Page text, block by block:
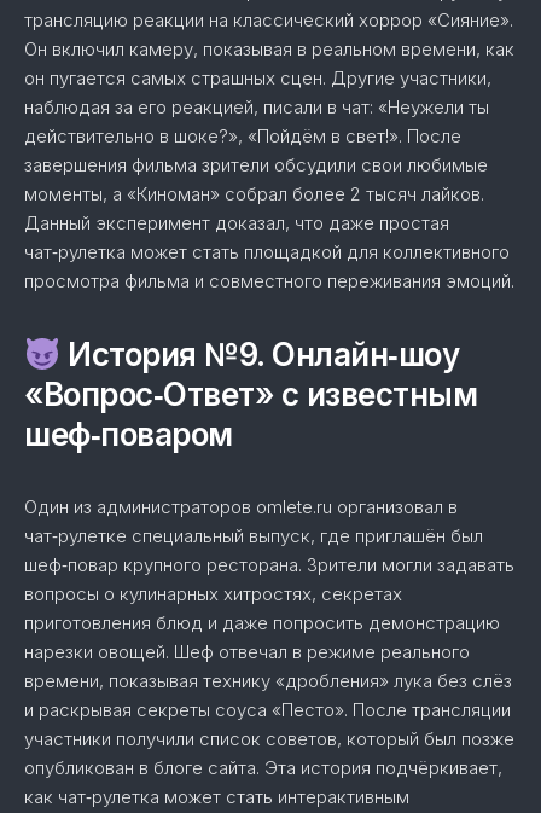
трансляцию реакции на классический хоррор «Сияние».
Он включил камеру, показывая в реальном времени, как
он пугается самых страшных сцен. Другие участники,
наблюдая за его реакцией, писали в чат: «Неужели ты
действительно в шоке?», «Пойдём в свет!». После
завершения фильма зрители обсудили свои любимые
моменты, а «Киноман» собрал более 2 тысяч лайков.
Данный эксперимент доказал, что даже простая
чат‑рулетка может стать площадкой для коллективного
просмотрa фильма и совместного переживания эмоций.
История №9. Онлайн‑шоу
«Вопрос‑Ответ» с известным
шеф‑поваром
Один из администраторов omlete.ru организовал в
чат‑рулетке специальный выпуск, где приглашён был
шеф‑повар крупного ресторана. Зрители могли задавать
вопросы о кулинарных хитростях, секретах
приготовления блюд и даже попросить демонстрацию
нарезки овощей. Шеф отвечал в режиме реального
времени, показывая технику «дробления» лука без слёз
и раскрывая секреты соуса «Песто». После трансляции
участники получили список советов, который был позже
опубликован в блоге сайта. Эта история подчёркивает,
как чат‑рулетка может стать интерактивным